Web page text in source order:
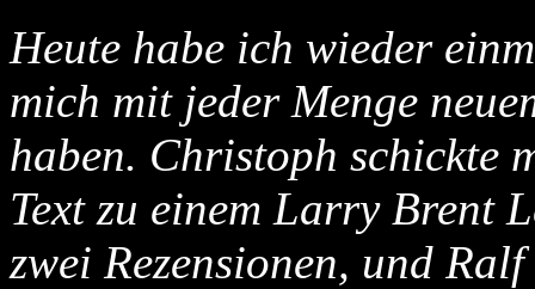
Heute habe ich wieder
mich mit jeder Menge
haben. Christoph schickte
Text zu einem Larry Brent
zwei Rezensionen, und